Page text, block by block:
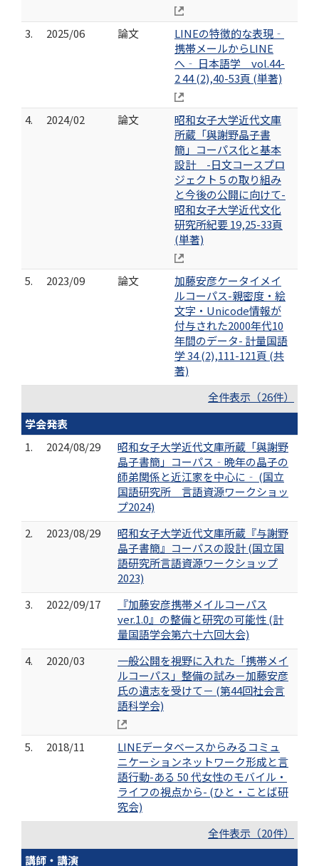
3. 2025/06 論文
LINEの特徴的な表現‐
携帯メールからLINE
へ‐ 日本語学 vol.44-
2 44 (2),40-53頁 (単著)
4. 2024/02 論文
昭和女子大学近代文庫
所蔵「與謝野晶子書
簡」コーパス化と基本
設計 -日文コースプロ
ジェクト５の取り組み
と今後の公開に向けて-
昭和女子大学近代文化
研究所紀要 19,25-33頁
(単著)
5. 2023/09 論文
加藤安彦ケータイメイ
ルコーパス-親密度・絵
文字・Unicode情報が
付与された2000年代10
年間のデータ- 計量国語
学 34 (2),111-121頁 (共
著)
全件表示（26件）
学会発表
1.
2024/08/29
昭和女子大学近代文庫所蔵「與謝野
晶子書簡」コーパス‐晩年の晶子の
師弟関係と近江家を中心に‐ (国立
国語研究所 言語資源ワークショッ
プ2024)
2.
2023/08/29
昭和女子大学近代文庫所蔵『与謝野
晶子書簡』コーパスの設計 (国立国
語研究所言語資源ワークショップ
2023)
3.
2022/09/17
『加藤安彦携帯メイルコーパス
ver.1.0』の整備と研究の可能性 (計
量国語学会第六十六回大会)
4.
2020/03
一般公開を視野に入れた「携帯メイ
ルコーパス」整備の試み－加藤安彦
氏の遺志を受けて－ (第44回社会言
語科学会)
5. 2018/11
LINEデータベースからみるコミュ
ニケーションネットワーク形成と言
語行動-ある 50 代女性のモバイル・
ライフの視点から- (ひと・ことば研
究会)
全件表示（20件）
講師・講演